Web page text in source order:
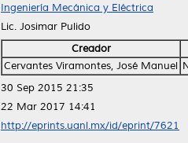
Ingeniería Mecánica y Eléctrica
Lic. Josimar Pulido
Creador
Cervantes Viramontes, José Manuel
30 Sep 2015 21:35
22 Mar 2017 14:41
http://eprints.uanl.mx/id/eprint/7621